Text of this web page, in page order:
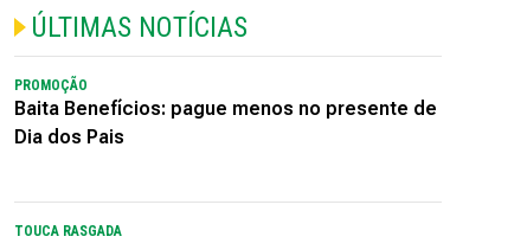
ÚLTIMAS NOTÍCIAS
PROMOÇÃO
Baita Benefícios: pague menos no presente de
Dia dos Pais
TOUCA RASGADA